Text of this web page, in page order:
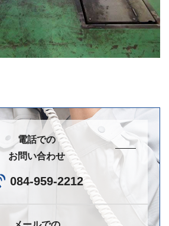
電話での
お問い合わせ
084-959-2212